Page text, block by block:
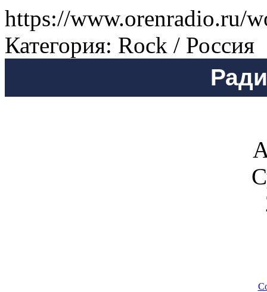
https://www.orenradio.ru/
Категория: Rock / Россия